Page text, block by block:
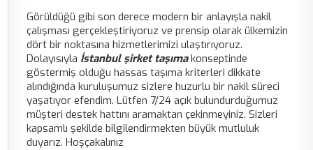
Görüldüğü gibi son derece modern bir anlayışla nakil
çalışması gerçekleştiriyoruz ve prensip olarak ülkemizin
dört bir noktasına hizmetlerimizi ulaştırıyoruz.
Dolayısıyla İstanbul şirket taşımakonseptinde
göstermiş olduğu hassas taşıma kriterleri dikkate
alındığında kuruluşumuz sizlere huzurlu bir nakil süreci
yaşatıyor efendim. Lütfen 7/24 açık bulundurduğumuz
müşteri destek hattını aramaktan çekinmeyiniz. Sizleri
kapsamlı şekilde bilgilendirmekten büyük mutluluk
duyarız. Hoşçakalınız